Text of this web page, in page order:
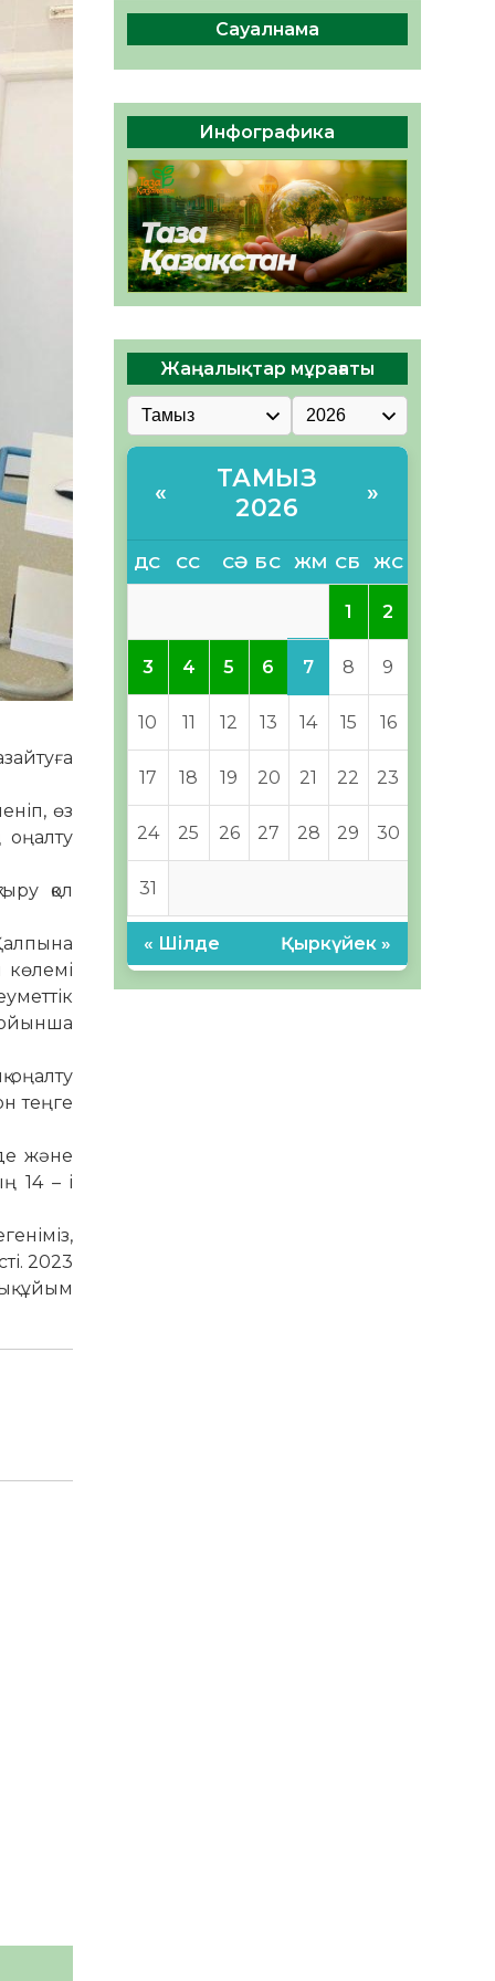
өз
оңалту
қол
көлемі
теңге
және
14 – і
2023
ұйым
Руслан Рүстемұлы облыс
әкімінің кеңесшісі болып
тағайындалды
05.08.2026
41 0
Сауалнама
Инфографика
Жаңалықтар мұрағаты
«
ТАМЫЗ
2026
»
ДС СС СӘ БС ЖМ СБ ЖС
1 2
3 4 5 6 7 8 9
10 11 12 13 14 15 16
17 18 19 20 21 22 23
24 25 26 27 28 29 30
31
« Шілде Қыркүйек »